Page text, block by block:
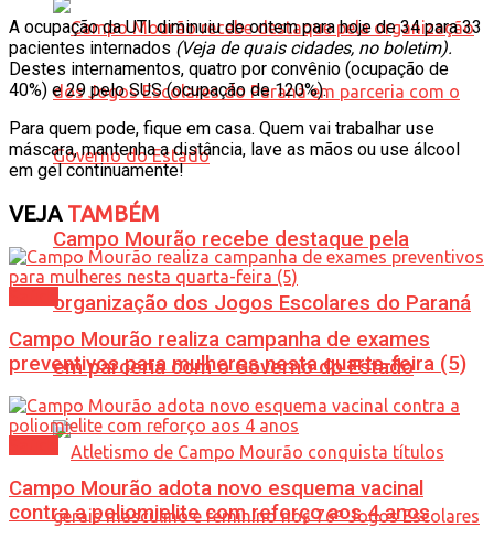
Campo Mourão recebe destaque pela
organização dos Jogos Escolares do Paraná
em parceria com o Governo do Estado
A ocupação da UTI diminuiu de ontem para hoje de 34 para 33
pacientes internados (Veja de quais cidades, no boletim).
Destes internamentos, quatro por convênio (ocupação de
40%) e 29 pelo SUS (ocupação de 120%).
Para quem pode, fique em casa. Quem vai trabalhar use
máscara, mantenha a distância, lave as mãos ou use álcool
em gel continuamente!
VEJATAMBÉM
Campo Mourão realiza campanha de exames
preventivos para mulheres nesta quarta-feira (5)
Campo Mourão adota novo esquema vacinal
contra a poliomielite com reforço aos 4 anos